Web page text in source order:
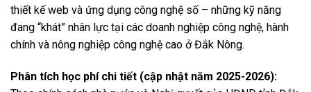
thiết kế web và ứng dụng công nghệ số – những kỹ năng
đang “khát” nhân lực tại các doanh nghiệp công nghệ, hành
chính và nông nghiệp công nghệ cao ở Đắk Nông.
Phân tích học phí chi tiết (cập nhật năm 2025-2026):